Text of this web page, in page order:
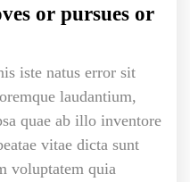
or pursues or
iste natus error sit
laudantium,
quae ab illo inventore
vitae dicta sunt
voluptatem quia